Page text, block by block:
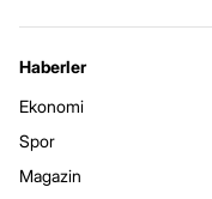
Haberler
Ekonomi
Spor
Magazin